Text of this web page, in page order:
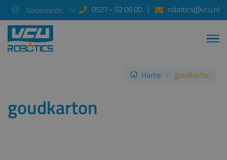
Nederlands 0527 - 52 06 00 robotics@vcu.nl
Home goudkarton
goudkarton